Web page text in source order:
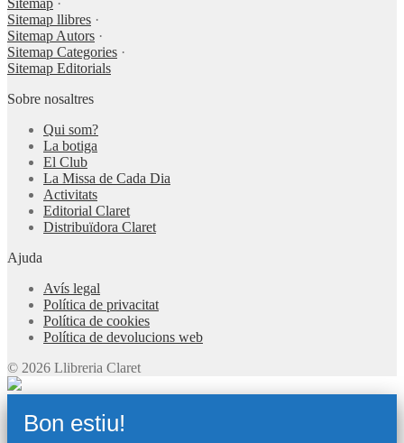
Sitemap ·
Sitemap llibres ·
Sitemap Autors ·
Sitemap Categories ·
Sitemap Editorials
Sobre nosaltres
Qui som?
La botiga
El Club
La Missa de Cada Dia
Activitats
Editorial Claret
Distribuïdora Claret
Ajuda
Avís legal
Política de privacitat
Política de cookies
Política de devolucions web
© 2026 Llibreria Claret
Bon estiu!